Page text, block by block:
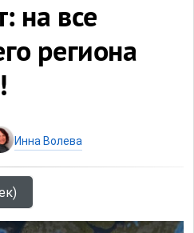
на все
региона
Инна Волева